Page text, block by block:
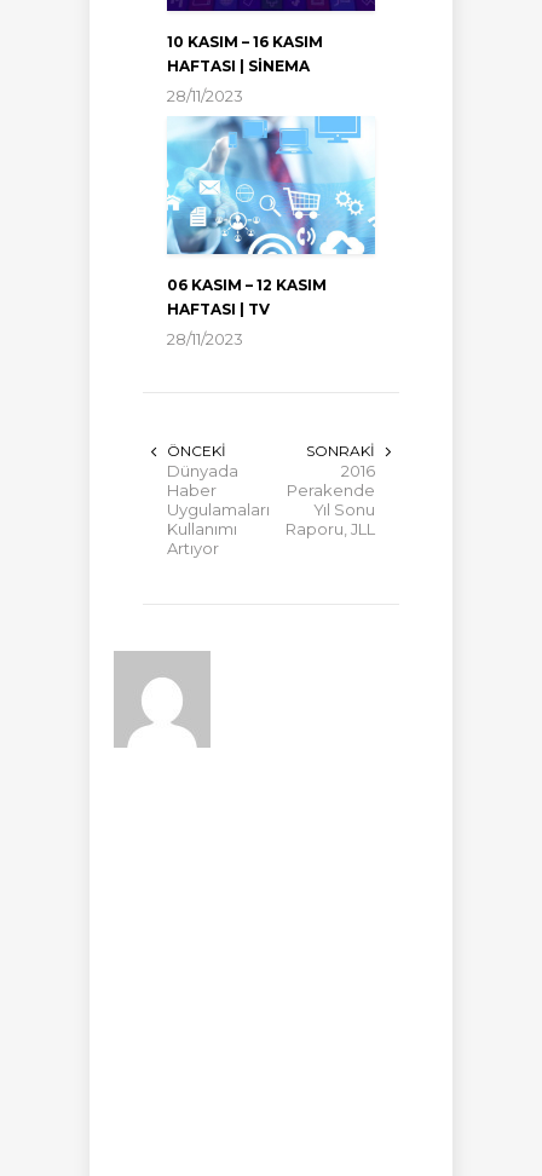
10 KASIM – 16 KASIM
HAFTASI | SİNEMA
28/11/2023
06 KASIM – 12 KASIM
HAFTASI | TV
28/11/2023
ÖNCEKI
Dünyada
Haber
Uygulamaları
Kullanımı
Artıyor
SONRAKI
2016
Perakende
Yıl Sonu
Raporu, JLL